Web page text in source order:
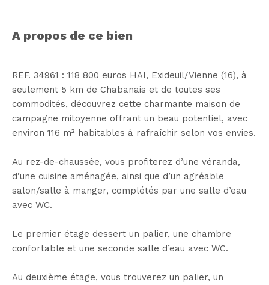
a propos de ce bien
REF. 34961 : 118 800 euros HAI, Exideuil/Vienne (16), à
seulement 5 km de Chabanais et de toutes ses
commodités, découvrez cette charmante maison de
campagne mitoyenne offrant un beau potentiel, avec
environ 116 m² habitables à rafraîchir selon vos envies.
Au rez-de-chaussée, vous profiterez d’une véranda,
d’une cuisine aménagée, ainsi que d’un agréable
salon/salle à manger, complétés par une salle d’eau
avec WC.
Le premier étage dessert un palier, une chambre
confortable et une seconde salle d’eau avec WC.
Au deuxième étage, vous trouverez un palier, un